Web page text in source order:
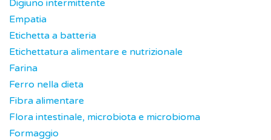
Digiuno intermittente
Empatia
Etichetta a batteria
Etichettatura alimentare e nutrizionale
Farina
Ferro nella dieta
Fibra alimentare
Flora intestinale, microbiota e microbioma
Formaggio